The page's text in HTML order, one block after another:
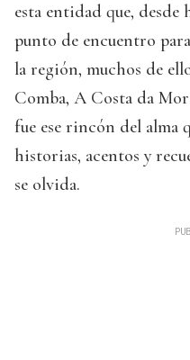
esta entidad que, desde
punto de encuentro
la región, muchos de
Comba, A Costa da
fue ese rincón del alma
historias, acentos y
se olvida.